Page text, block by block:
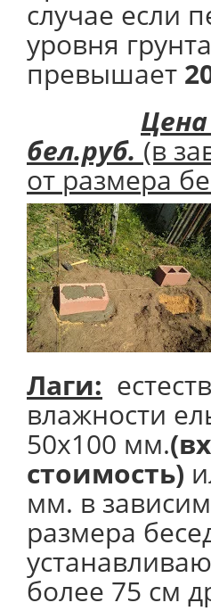
случае если
уровня
превышает
бел.руб. (в
от размера
Лаги:
влажности
50х100 мм.
стоимость)
мм. в
размера
более 75 см